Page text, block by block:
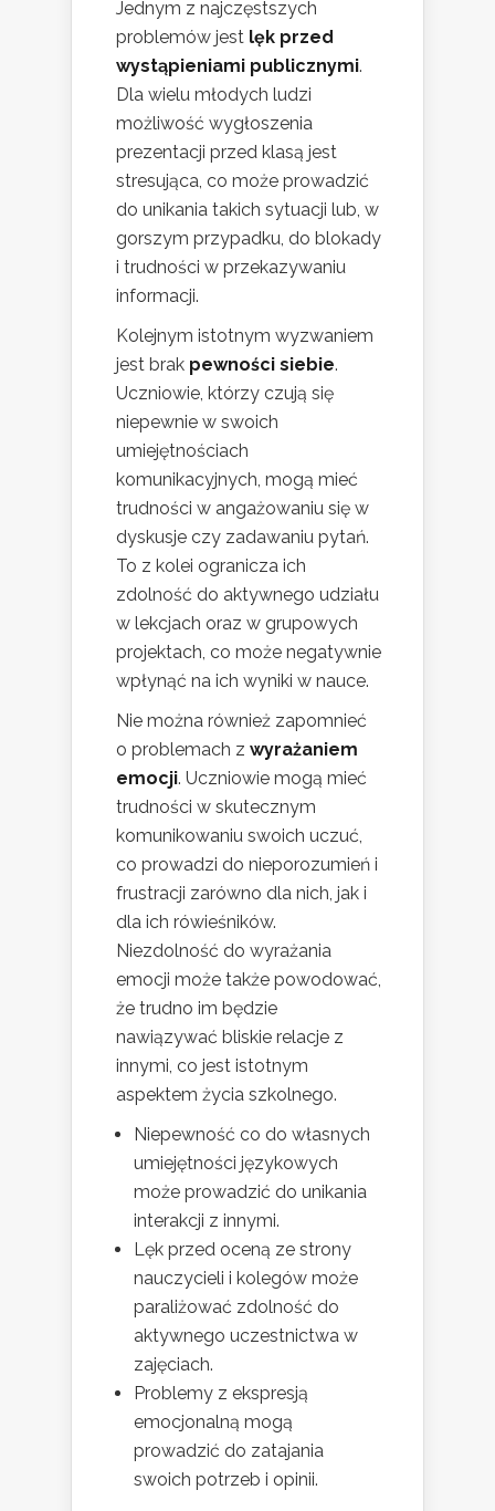
Jednym z najczęstszych
problemów jest lęk przed
wystąpieniami publicznymi.
Dla wielu młodych ludzi
możliwość wygłoszenia
prezentacji przed klasą jest
stresująca, co może prowadzić
do unikania takich sytuacji lub, w
gorszym przypadku, do blokady
i trudności w przekazywaniu
informacji.
Kolejnym istotnym wyzwaniem
jest brak pewności siebie.
Uczniowie, którzy czują się
niepewnie w swoich
umiejętnościach
komunikacyjnych, mogą mieć
trudności w angażowaniu się w
dyskusje czy zadawaniu pytań.
To z kolei ogranicza ich
zdolność do aktywnego udziału
w lekcjach oraz w grupowych
projektach, co może negatywnie
wpłynąć na ich wyniki w nauce.
Nie można również zapomnieć
o problemach z wyrażaniem
emocji. Uczniowie mogą mieć
trudności w skutecznym
komunikowaniu swoich uczuć,
co prowadzi do nieporozumień i
frustracji zarówno dla nich, jak i
dla ich rówieśników.
Niezdolność do wyrażania
emocji może także powodować,
że trudno im będzie
nawiązywać bliskie relacje z
innymi, co jest istotnym
aspektem życia szkolnego.
Niepewność co do własnych
umiejętności językowych
może prowadzić do unikania
interakcji z innymi.
Lęk przed oceną ze strony
nauczycieli i kolegów może
paraliżować zdolność do
aktywnego uczestnictwa w
zajęciach.
Problemy z ekspresją
emocjonalną mogą
prowadzić do zatajania
swoich potrzeb i opinii.